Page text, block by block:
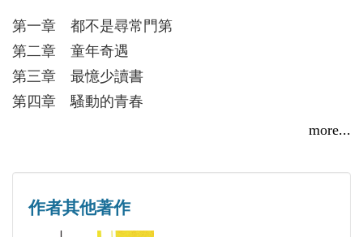
收人間哭與笑，寫作聚散兩字經。
第一章 都不是尋常門第
第二章 童年奇遇
第三章 最憶少讀書
第四章 騷動的青春
第七章 通往神秘之門
第八章 書生亦知兵
第九章 在「伍豪事件」中
more...
作者其他著作